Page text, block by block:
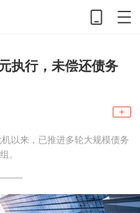
执行，未偿还债务
以来，已推进多轮大规模债务
。